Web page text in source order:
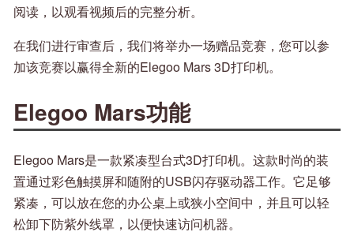
阅读，以观看视频后的完整分析。
在我们进行审查后，我们将举办一场赠品竞赛，您可以参
加该竞赛以赢得全新的Elegoo Mars 3D打印机。
Elegoo Mars功能
Elegoo Mars是一款紧凑型台式3D打印机。这款时尚的装
置通过彩色触摸屏和随附的USB闪存驱动器工作。它足够
紧凑，可以放在您的办公桌上或狭小空间中，并且可以轻
松卸下防紫外线罩，以便快速访问机器。